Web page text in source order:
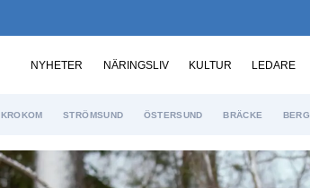
NYHETER NÄRINGSLIV KULTUR LEDARE
KROKOM STRÖMSUND ÖSTERSUND BRÄCKE BERG